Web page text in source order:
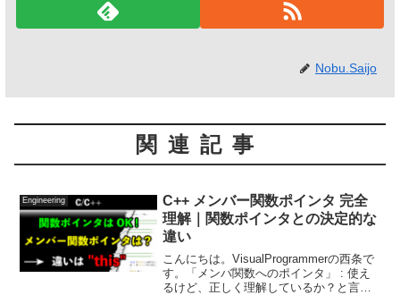
Nobu.Saijo
関連記事
Engineering
C++ メンバー関数ポインタ 完全
理解｜関数ポインタとの決定的な
違い
こんにちは。VisualProgrammerの西条で
す。「メンバ関数へのポインタ」 : 使え
るけど、正しく理解しているか？と言わ